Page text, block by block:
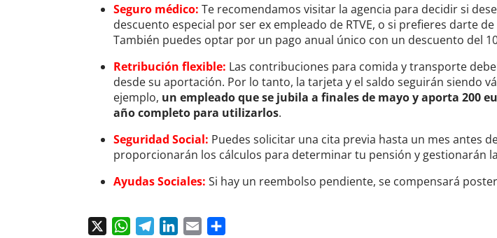
Seguro médico: Te recomendamos visitar la agencia para decidir si
descuento especial por ser ex empleado de RTVE, o si prefieres darte
También puedes optar por un pago anual único con un descuento del
Retribución flexible: Las contribuciones para comida y transporte
desde su aportación. Por lo tanto, la tarjeta y el saldo seguirán siendo
ejemplo, un empleado que se jubila a finales de mayo y aporta 200
año completo para utilizarlos.
Seguridad Social: Puedes solicitar una cita previa hasta un mes antes
proporcionarán los cálculos para determinar tu pensión y gestionarán
Ayudas Sociales: Si hay un reembolso pendiente, se compensará
WhatsAppTelegramLinkedIn
Email